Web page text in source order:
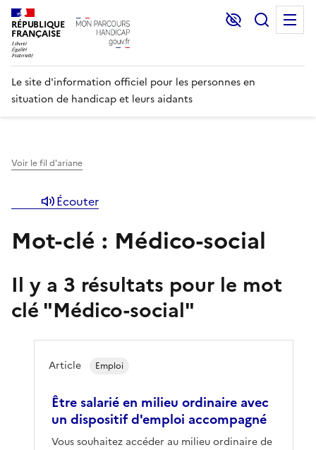
RÉPUBLIQUE
FRANÇAISE
Lecture et
Le site d'information officiel pour les personnes en
situation de handicap et leurs aidants
Voir le fil d'ariane
Écouter
Mot-clé : Médico-social
Il y a 3 résultats pour le mot
clé "Médico-social"
Être salarié en milieu ordinaire avec
un dispositif d'emploi accompagné
Vous souhaitez accéder au milieu ordinaire de
Article Emploi